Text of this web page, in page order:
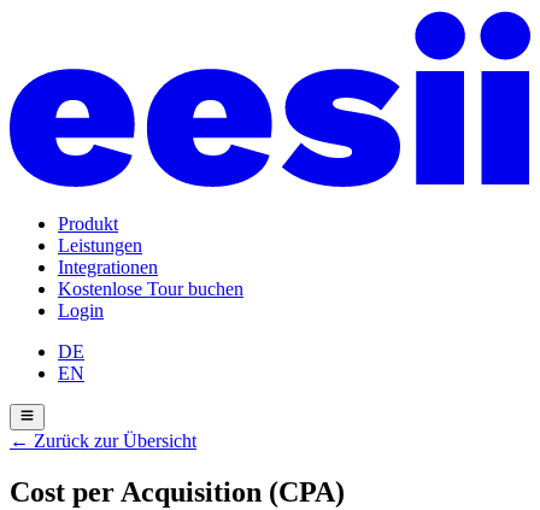
Produkt
Leistungen
Integrationen
Kostenlose Tour buchen
Login
DE
EN
← Zurück zur Übersicht
Cost per Acquisition (CPA)